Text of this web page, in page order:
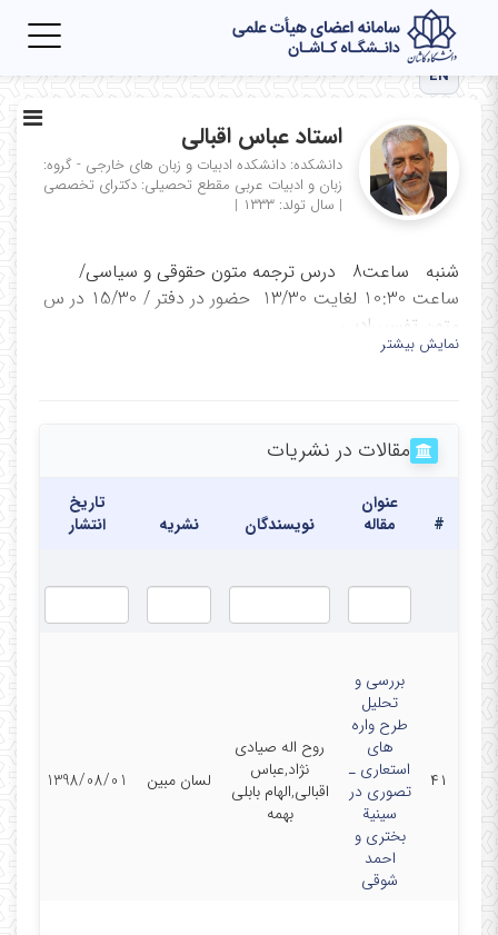
EN
استاد عباس اقبالی
دانشکده: دانشکده ادبیات و زبان های خارجی - گروه:
زبان و ادبیات عربی مقطع تحصیلی: دکترای تخصصی
| سال تولد: ۱۳۳۳ |
شنبه ساعت8 درس ترجمه متون حقوقی و سیاسی/
ساعت 10:30 لغایت 13/30 حضور در دفتر / 15/30 در س
متون تفسیر ادبی
حضور در دفتر / جلسات شورای گروه
سه شنبه ساعت 14:00 درس قرائت قرآن و ترجمه و حضور
در دفتر
نمایش بیشتر
مقالات در نشریات
#
عنوان
مقاله
نویسندگان نشریه
تاریخ
انتشار
۴۱
بررسی و
تحلیل
طرح واره
های
استعاری ـ
تصوری در
سینیة
بختری و
احمد
شوقی
روح اله صیادی
نژاد,عباس
اقبالی,الهام بابلی
بهمه
لسان مبین 1398/08/01